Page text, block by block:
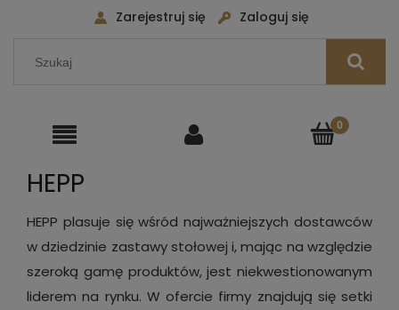
Zarejestruj się Zaloguj się
HEPP
HEPP plasuje się wśród najważniejszych dostawców
w dziedzinie zastawy stołowej i, mając na względzie
szeroką gamę produktów, jest niekwestionowanym
liderem na rynku. W ofercie firmy znajdują się setki